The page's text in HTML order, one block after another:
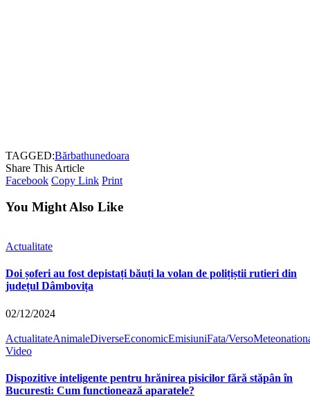
TAGGED:Bărbathunedoara
Share This Article
Facebook Copy Link Print
You Might Also Like
Actualitate
Doi șoferi au fost depistați băuți la volan de polițiștii rutieri din
județul Dâmbovița
02/12/2024
ActualitateAnimaleDiverseEconomicEmisiuniFata/VersoMeteo
Video
Dispozitive inteligente pentru hrănirea pisicilor fără stăpân în
Bucuresti: Cum functionează aparatele?